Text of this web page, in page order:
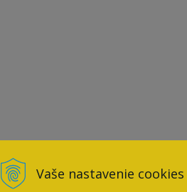
Vaše nastavenie cookies